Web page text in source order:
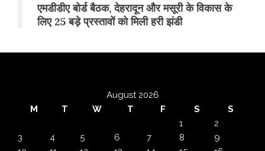
एमडीडीए बोर्ड बैठक, देहरादून और मसूरी के विकास के
लिए 25 बड़े प्रस्तावों को मिली हरी झंडी
August 2026
M
T W T F S
S
1
2
3
4 5 6 7 8
9